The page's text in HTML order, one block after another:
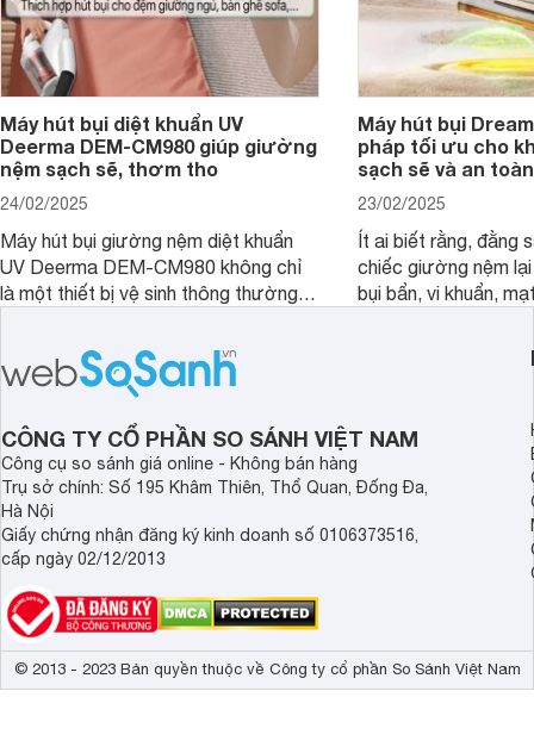
Máy hút bụi diệt khuẩn UV
Deerma DEM-CM980 giúp giường
nệm sạch sẽ, thơm tho
24/02/2025
Máy hút bụi giường nệm diệt khuẩn
UV Deerma DEM-CM980 không chỉ
là một thiết bị vệ sinh thông thường,
thiết kế thông minh, tối ưu hóa trải
nghiệm người dùng. Cùng
Websosanh.vn đi tìm hiểu chi tiết sản
phẩm nhé.
Máy hút bụi
pháp tối ưu cho
sạch sẽ và an toàn
23/02/2025
Ít ai biết rằng, đằng
chiếc giường nệm
bụi bẩn, vi khuẩn,
Dreame đã cho ra
bụi giường nệm
tối ưu cho không
an toàn.
CÔNG TY CỔ PHẦN SO SÁNH VIỆT NAM
Công cụ so sánh giá online - Không bán hàng
Trụ sở chính: Số 195 Khâm Thiên, Thổ Quan, Đống Đa,
Hà Nội
Giấy chứng nhận đăng ký kinh doanh số 0106373516,
cấp ngày 02/12/2013
© 2013 - 2023 Bản quyền thuộc về Công ty cổ phần So Sánh Việt Nam